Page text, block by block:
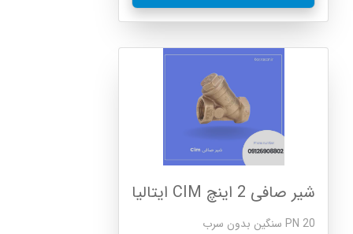
شیر صافی 2 اینچ CIM ایتالیا
PN 20 سنگین بدون سرب